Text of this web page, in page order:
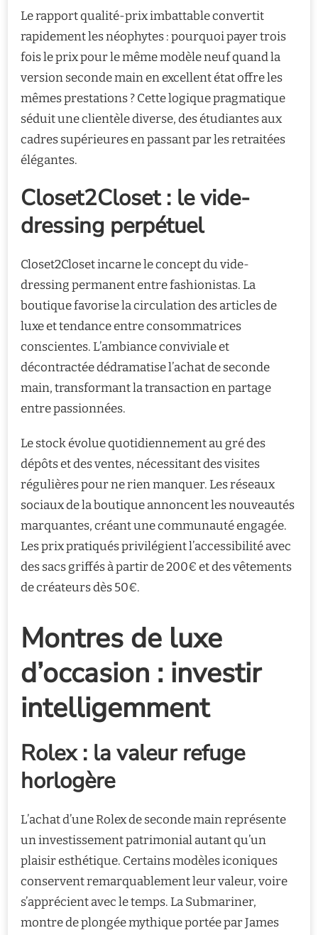
Le rapport qualité-prix imbattable convertit
rapidement les néophytes : pourquoi payer trois
fois le prix pour le même modèle neuf quand la
version seconde main en excellent état offre les
mêmes prestations ? Cette logique pragmatique
séduit une clientèle diverse, des étudiantes aux
cadres supérieures en passant par les retraitées
élégantes.
Closet2Closet : le vide-
dressing perpétuel
Closet2Closet incarne le concept du vide-
dressing permanent entre fashionistas. La
boutique favorise la circulation des articles de
luxe et tendance entre consommatrices
conscientes. L’ambiance conviviale et
décontractée dédramatise l’achat de seconde
main, transformant la transaction en partage
entre passionnées.
Le stock évolue quotidiennement au gré des
dépôts et des ventes, nécessitant des visites
régulières pour ne rien manquer. Les réseaux
sociaux de la boutique annoncent les nouveautés
marquantes, créant une communauté engagée.
Les prix pratiqués privilégient l’accessibilité avec
des sacs griffés à partir de 200€ et des vêtements
de créateurs dès 50€.
Montres de luxe
d’occasion : investir
intelligemment
Rolex : la valeur refuge
horlogère
L’achat d’une Rolex de seconde main représente
un investissement patrimonial autant qu’un
plaisir esthétique. Certains modèles iconiques
conservent remarquablement leur valeur, voire
s’apprécient avec le temps. La Submariner,
montre de plongée mythique portée par James